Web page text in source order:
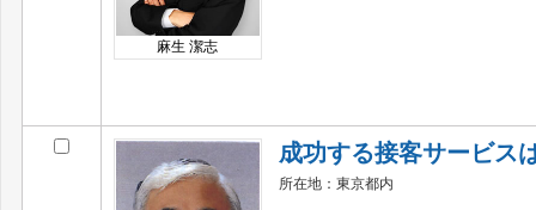
麻生 潔志
成功する接客サービス
所在地：東京都内